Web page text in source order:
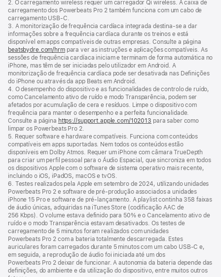
2. O carregamento wireless requer um carregador Qi wireless. A caixa de
carregamento dos Powerbeats Pro 2 também funciona com um cabo de
carregamento USB‑C.
3. A monitorização de frequência cardíaca integrada destina‑se a dar
informações sobre a frequência cardíaca durante os treinos e está
disponível em apps compatíveis de outras empresas. Consulte a página
beatsbydre.com/hrmpara ver as instruções e aplicações compatíveis. As
sessões de frequência cardíaca iniciam e terminam de forma automática no
iPhone, mas têm de ser iniciadas pelo utilizador em Android. A
monitorização de frequência cardíaca pode ser desativada nas Definições
do iPhone ou através da app Beats em Android.
4. O desempenho do dispositivo e as funcionalidades de controlo de ruído,
como Cancelamento ativo de ruído e modo Transparência, podem ser
afetados por acumulação de cera e resíduos. Limpe o dispositivo com
frequência para manter o desempenho e a perfeita funcionalidade.
Consulte a página https://support.apple.com/102013 para saber como
limpar os Powerbeats Pro 2.
5. Requer software e hardware compatíveis. Funciona com conteúdos
compatíveis em apps suportadas. Nem todos os conteúdos estão
disponíveis em Dolby Atmos. Requer um iPhone com câmara TrueDepth
para criar um perfil pessoal para o Áudio Espacial, que sincroniza em todos
os dispositivos Apple com o software de sistema operativo mais recente,
incluindo o iOS, iPadOS, macOS e tvOS.
6. Testes realizados pela Apple em setembro de 2024, utilizando unidades
Powerbeats Pro 2 e software de pré‑produção associados a unidades
iPhone 15 Pro e software de pré‑lançamento. A playlist continha 358 faixas
de áudio únicas, adquiridas na iTunes Store (codificação AAC de
256 Kbps). O volume estava definido para 50% e o Cancelamento ativo de
ruído e o modo Transparência estavam desativados. Os testes de
carregamento de 5 minutos foram realizados com unidades
Powerbeats Pro 2 com a bateria totalmente descarregada. Estes
auriculares foram carregados durante 5 minutos com um cabo USB‑C e,
em seguida, a reprodução de áudio foi iniciada até um dos
Powerbeats Pro 2 deixar de funcionar. A autonomia da bateria depende das
definições, do ambiente e da utilização do dispositivo, entre muitos outros